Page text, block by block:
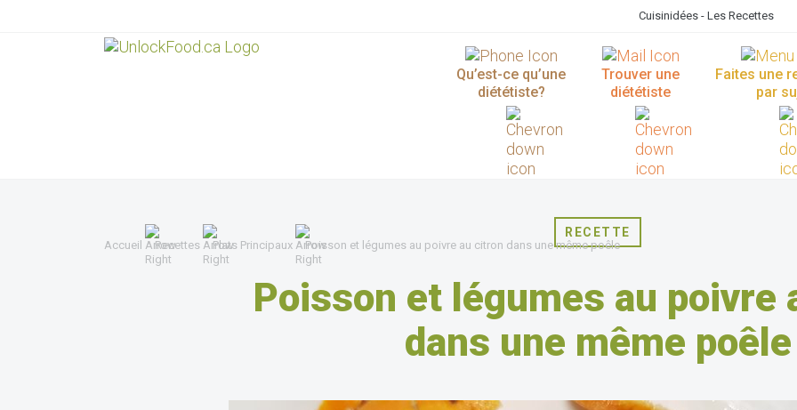
Cuisinidées - Les Recettes
Qu’est-ce qu’une
diététiste?
Trouver une
diététiste
Faites une
par
Accueil Recettes Plats Principaux Poisson et légumes au poivre au citron dans une même poêle
RECETTE
Poisson et légumes au poivre
dans une même poêle